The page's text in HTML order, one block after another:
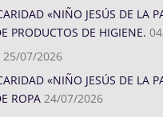
«NIÑO JESÚS DE LA
PRODUCTOS DE HIGIENE.
25/07/2026
«NIÑO JESÚS DE LA
ROPA 24/07/2026